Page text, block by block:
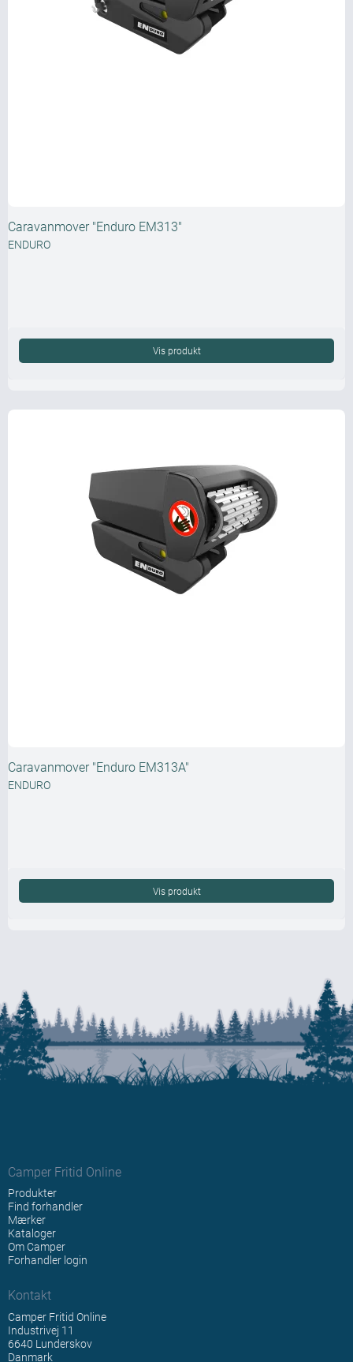
Caravanmover "Enduro EM313"
ENDURO
Vis produkt
Caravanmover "Enduro EM313A"
ENDURO
Vis produkt
Camper Fritid Online
Produkter
Find forhandler
Mærker
Kataloger
Om Camper
Forhandler login
Kontakt
Camper Fritid Online
Industrivej 11
6640 Lunderskov
Danmark